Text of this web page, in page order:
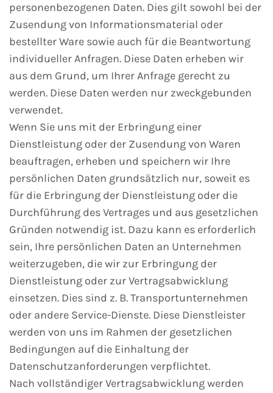
personenbezogenen Daten. Dies gilt sowohl bei der
Zusendung von Informationsmaterial oder
bestellter Ware sowie auch für die Beantwortung
individueller Anfragen. Diese Daten erheben wir
aus dem Grund, um Ihrer Anfrage gerecht zu
werden. Diese Daten werden nur zweckgebunden
verwendet.
Wenn Sie uns mit der Erbringung einer
Dienstleistung oder der Zusendung von Waren
beauftragen, erheben und speichern wir Ihre
persönlichen Daten grundsätzlich nur, soweit es
für die Erbringung der Dienstleistung oder die
Durchführung des Vertrages und aus gesetzlichen
Gründen notwendig ist. Dazu kann es erforderlich
sein, Ihre persönlichen Daten an Unternehmen
weiterzugeben, die wir zur Erbringung der
Dienstleistung oder zur Vertragsabwicklung
einsetzen. Dies sind z. B. Transportunternehmen
oder andere Service-Dienste. Diese Dienstleister
werden von uns im Rahmen der gesetzlichen
Bedingungen auf die Einhaltung der
Datenschutzanforderungen verpflichtet.
Nach vollständiger Vertragsabwicklung werden